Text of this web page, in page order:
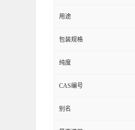
用途
包装规格
纯度
CAS编号
别名